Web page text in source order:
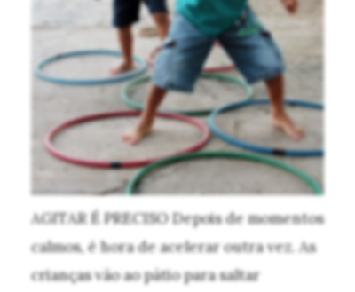
AGITAR É PRECISODepois de momentos
calmos, é hora de acelerar outra vez. As
crianças vão ao pátio para saltar